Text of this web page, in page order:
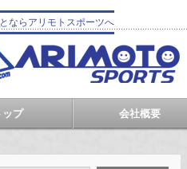
ならアリモトスポーツへ
ップ 会社概要